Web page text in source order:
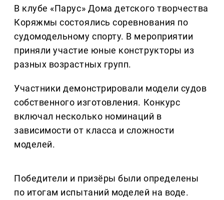
В клубе «Парус» Дома детского творчества
Коряжмы состоялись соревнования по
судомодельному спорту. В мероприятии
приняли участие юные конструкторы из
разных возрастных групп.
Участники демонстрировали модели судов
собственного изготовления. Конкурс
включал несколько номинаций в
зависимости от класса и сложности
моделей.
Победители и призёры были определены
по итогам испытаний моделей на воде.